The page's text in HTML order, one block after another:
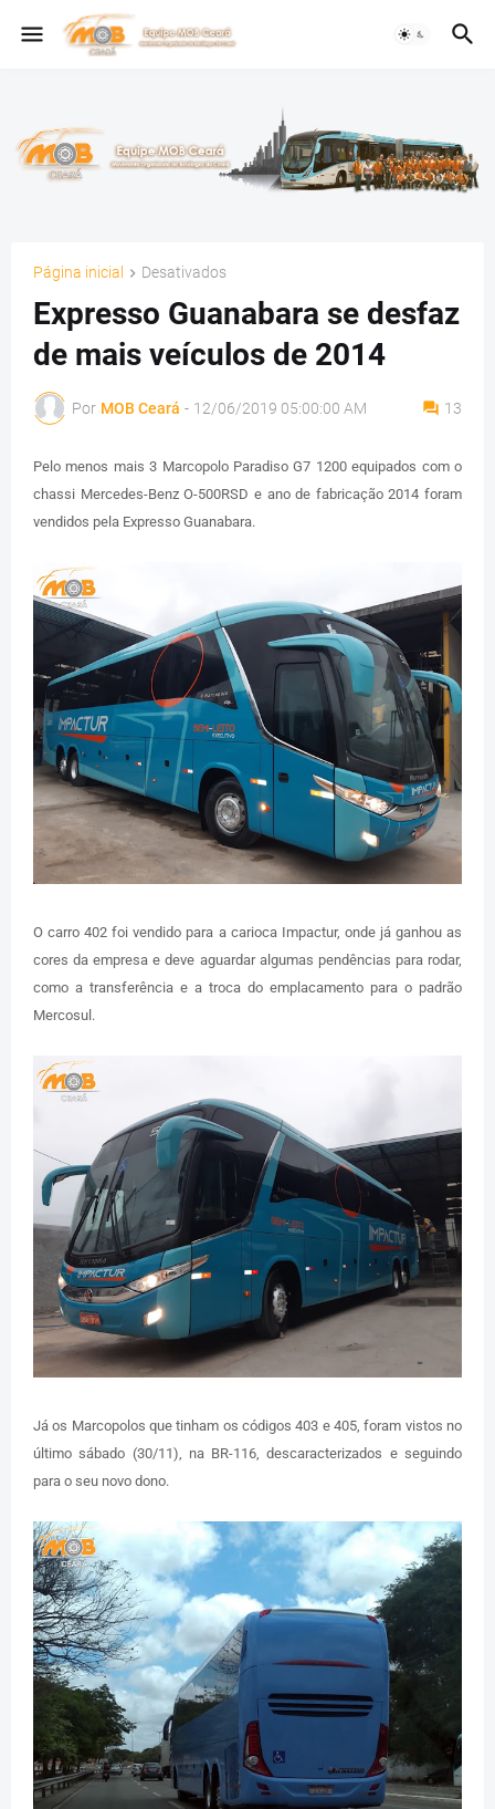
Página inicial Desativados
Expresso Guanabara se desfaz
de mais veículos de 2014
Por MOB Ceará - 12/06/2019 05:00:00 AM 13
Pelo menos mais 3 Marcopolo Paradiso G7 1200 equipados com o
chassi Mercedes-Benz O-500RSD e ano de fabricação 2014 foram
vendidos pela Expresso Guanabara.
O carro 402 foi vendido para a carioca Impactur, onde já ganhou as
cores da empresa e deve aguardar algumas pendências para rodar,
como a transferência e a troca do emplacamento para o padrão
Mercosul.
Já os Marcopolos que tinham os códigos 403 e 405, foram vistos no
último sábado (30/11), na BR-116, descaracterizados e seguindo
para o seu novo dono.